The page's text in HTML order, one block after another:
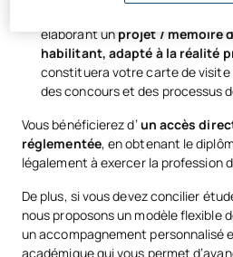
élaborant unprojet / mémoire
habilitant, adapté à la réalité
constituera votre carte de visite
des concours et des processus
Vous bénéficierez d’un accès
réglementée, en obtenant le
légalement à exercer la profession
De plus, si vous devez concilier
nous proposons un modèle flexible
un accompagnement personnalisé
académique qui vous permet